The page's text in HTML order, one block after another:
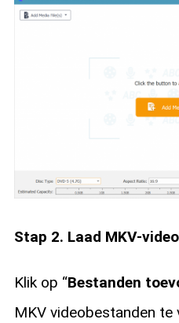
Stap 2. Laad MKV-
Klik op “Bestanden
MKV videobestanden te